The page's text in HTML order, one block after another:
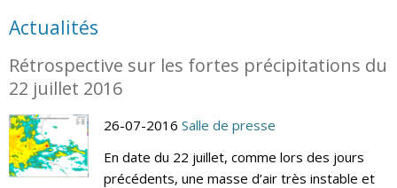
Actualités
Rétrospective sur les fortes précipitations du
22 juillet 2016
26-07-2016 Salle de presse
En date du 22 juillet, comme lors des jours
précédents, une masse d’air très instable et